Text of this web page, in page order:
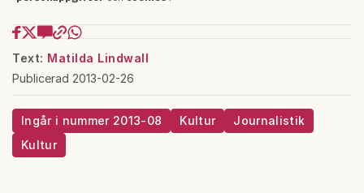
Text: Matilda Lindwall
Publicerad 2013-02-26
Ingår i nummer 2013-08 Kultur
Journalistik
Kultur